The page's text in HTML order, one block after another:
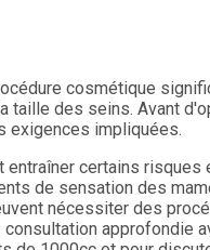
cosmétique
taille des seins. Avant
exigences impliquées.
entraîner certains risques
de sensation des
nécessiter des
approfondie